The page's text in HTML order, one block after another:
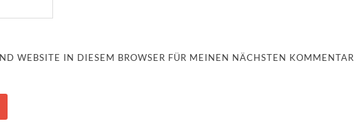
WEBSITE IN DIESEM BROWSER FÜR MEINEN NÄCHSTEN KOMMENTAR